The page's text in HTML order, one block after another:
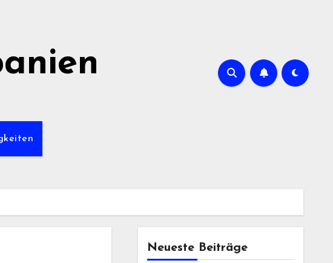
Neueste Beiträge